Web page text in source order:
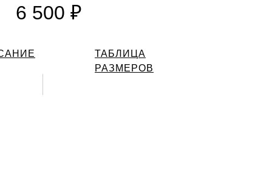
6 500 ₽
ТАБЛИЦА
РАЗМЕРОВ